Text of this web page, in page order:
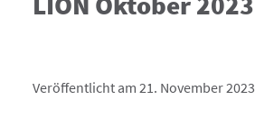
Veröffentlicht am 21. November 2023